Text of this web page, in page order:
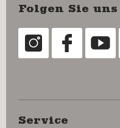
Folgen Sie uns
Service